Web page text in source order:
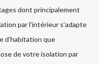
dont principalement
par l’intérieur s’adapte
d’habitation que
de votre isolation par